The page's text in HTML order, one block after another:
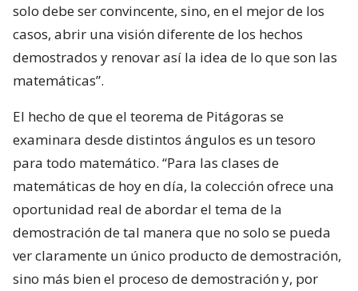
solo debe ser convincente, sino, en el mejor de los
casos, abrir una visión diferente de los hechos
demostrados y renovar así la idea de lo que son las
matemáticas”.
El hecho de que el teorema de Pitágoras se
examinara desde distintos ángulos es un tesoro
para todo matemático. “Para las clases de
matemáticas de hoy en día, la colección ofrece una
oportunidad real de abordar el tema de la
demostración de tal manera que no solo se pueda
ver claramente un único producto de demostración,
sino más bien el proceso de demostración y, por